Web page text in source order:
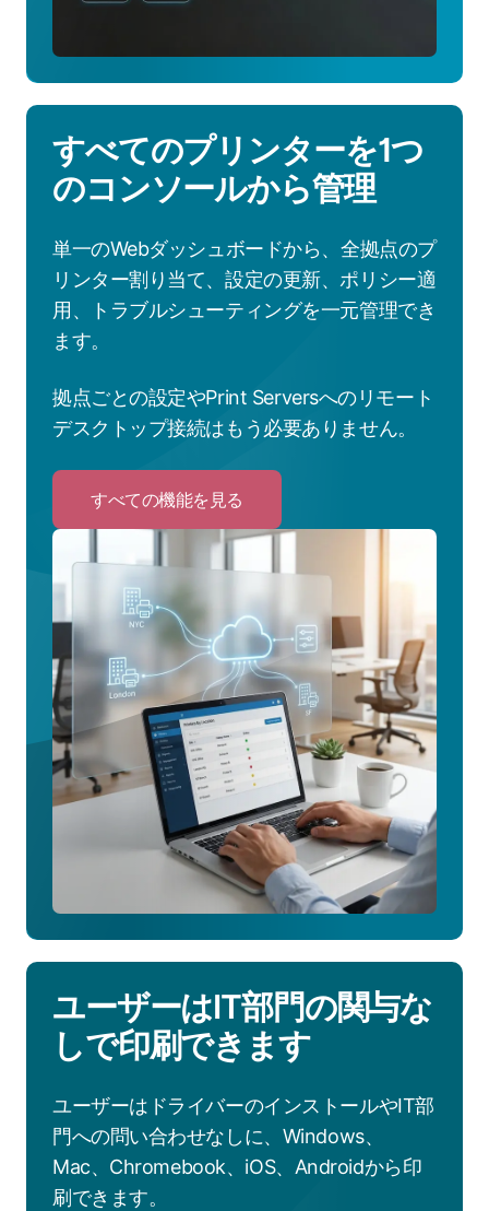
すべてのプリンターを1つ
のコンソールから管理
単一のWebダッシュボードから、全拠点のプ
リンター割り当て、設定の更新、ポリシー適
用、トラブルシューティングを一元管理でき
ます。
拠点ごとの設定やPrint Serversへのリモート
デスクトップ接続はもう必要ありません。
すべての機能を見る
to
て
の
機
能
を
見
る
ユーザーはIT部門の関与な
しで印刷できます
ユーザーはドライバーのインストールやIT部
門への問い合わせなしに、Windows、
Mac、Chromebook、iOS、Androidから印
刷できます。